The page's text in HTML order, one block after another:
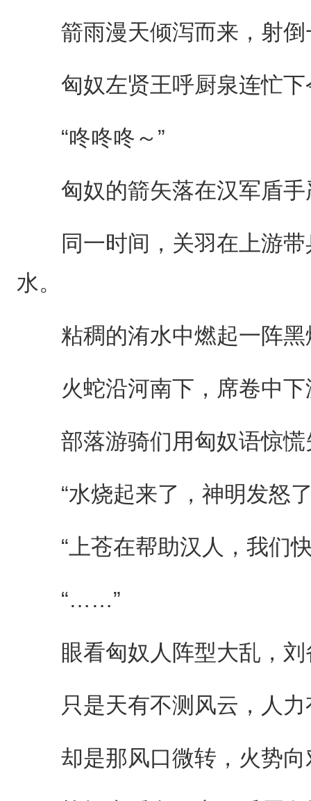
箭雨漫天倾泻而来，射倒
匈奴左贤王呼厨泉连忙下
“咚咚咚～”
匈奴的箭矢落在汉军盾手
同一时间，关羽在上游带
水。
粘稠的洧水中燃起一阵黑
火蛇沿河南下，席卷中下
部落游骑们用匈奴语惊慌
“水烧起来了，神明发怒了
“上苍在帮助汉人，我们快
“……”
眼看匈奴人阵型大乱，刘
只是天有不测风云，人力
却是那风口微转，火势向